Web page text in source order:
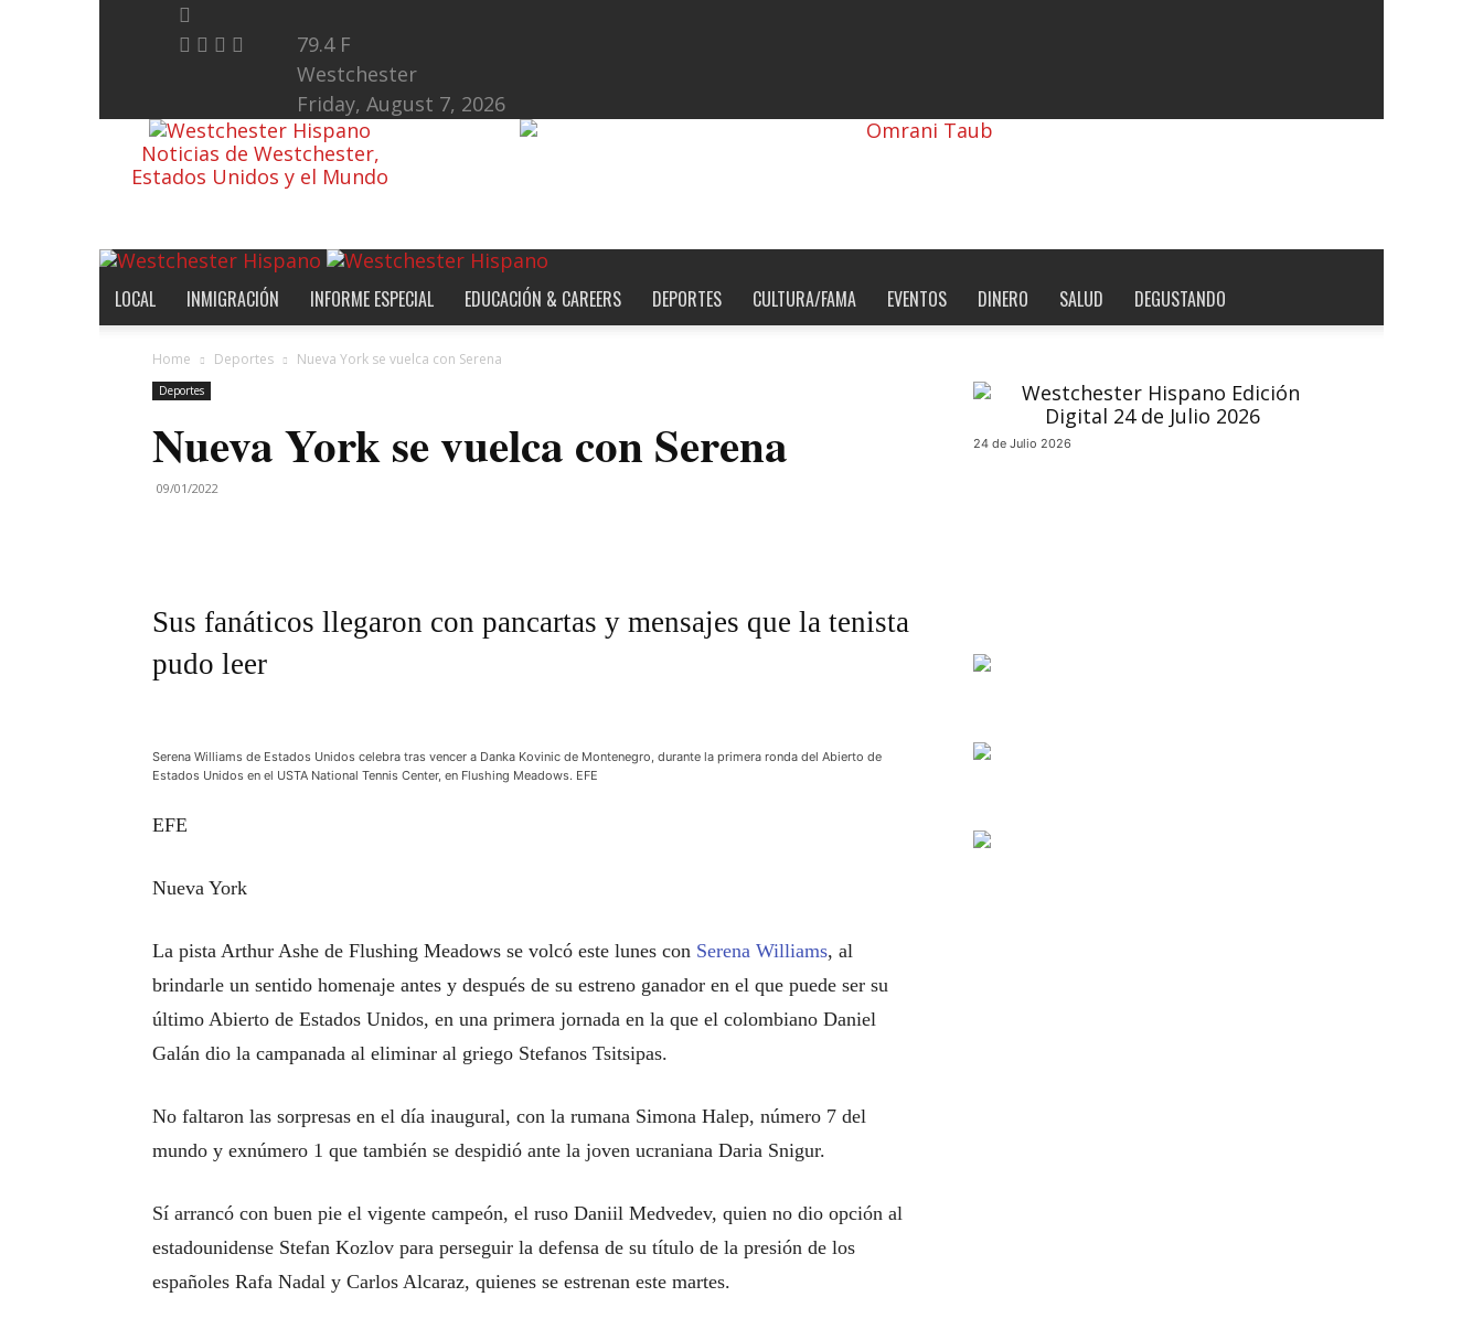
79.4 F
Westchester
Friday, August 7, 2026
Noticias de Westchester,
Estados Unidos y el Mundo
LOCAL INMIGRACIÓN INFORME ESPECIAL EDUCACIÓN & CAREERS DEPORTES CULTURA/FAMA EVENTOS DINERO SALUD DEGUSTANDO
Home Deportes Nueva York se vuelca con Serena
Deportes
Nueva York se vuelca con Serena
09/01/2022
Sus fanáticos llegaron con pancartas y mensajes que la tenista
pudo leer
Serena Williams de Estados Unidos celebra tras vencer a Danka Kovinic de Montenegro, durante la primera ronda del Abierto de
Estados Unidos en el USTA National Tennis Center, en Flushing Meadows. EFE
EFE
Nueva York
La pista Arthur Ashe de Flushing Meadows se volcó este lunes con Serena Williams, al
brindarle un sentido homenaje antes y después de su estreno ganador en el que puede ser su
último Abierto de Estados Unidos, en una primera jornada en la que el colombiano Daniel
Galán dio la campanada al eliminar al griego Stefanos Tsitsipas.
No faltaron las sorpresas en el día inaugural, con la rumana Simona Halep, número 7 del
mundo y exnúmero 1 que también se despidió ante la joven ucraniana Daria Snigur.
Sí arrancó con buen pie el vigente campeón, el ruso Daniil Medvedev, quien no dio opción al
estadounidense Stefan Kozlov para perseguir la defensa de su título de la presión de los
españoles Rafa Nadal y Carlos Alcaraz, quienes se estrenan este martes.
24 de Julio 2026